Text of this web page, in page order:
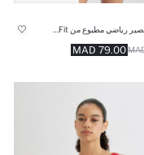
79.00 MAD